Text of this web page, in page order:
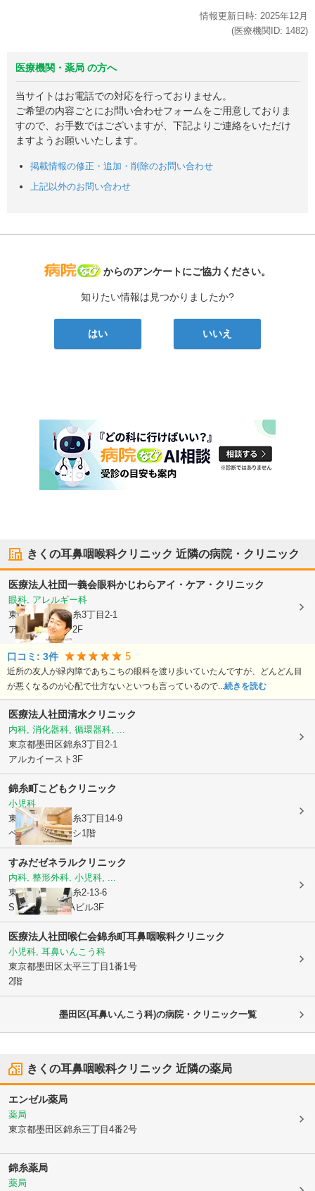
情報更新日時: 2025年12月
(医療機関ID: 1482)
医療機関・薬局 の方へ
当サイトはお電話での対応を行っておりません。
ご希望の内容ごとにお問い合わせフォームをご用意しておりま
すので、お手数ではございますが、下記よりご連絡をいただけ
ますようお願いいたします。
掲載情報の修正・追加・削除のお問い合わせ
上記以外のお問い合わせ
病院なび
からのアンケートにご協力ください。
知りたい情報は見つかりましたか?
はい いいえ
きくの耳鼻咽喉科クリニック 近隣の病院・クリニック
医療法人社団一義会眼科かじわらアイ・ケア・クリニック
眼科, アレルギー科
東京都墨田区錦糸3丁目2-1
アルカイースト2F
口コミ: 3件 5
近所の友人が緑内障であちこちの眼科を渡り歩いていたんですが、どんどん目
が悪くなるのが心配で仕方ないといつも言っているので... 続きを読む
医療法人社団清水クリニック
内科, 消化器科, 循環器科, ...
東京都墨田区錦糸3丁目2-1
アルカイースト3F
錦糸町こどもクリニック
小児科
東京都墨田区錦糸3丁目14-9
ペタロスデキンシ1階
すみだゼネラルクリニック
内科, 整形外科, 小児科, ...
東京都墨田区 錦糸2-13-6
S・HARUYAMAビル3F
医療法人社団喉仁会錦糸町耳鼻咽喉科クリニック
小児科, 耳鼻いんこう科
東京都墨田区太平三丁目1番1号
2階
墨田区(耳鼻いんこう科)の病院・クリニック一覧
きくの耳鼻咽喉科クリニック 近隣の薬局
エンゼル薬局
薬局
東京都墨田区錦糸三丁目4番2号
錦糸薬局
薬局